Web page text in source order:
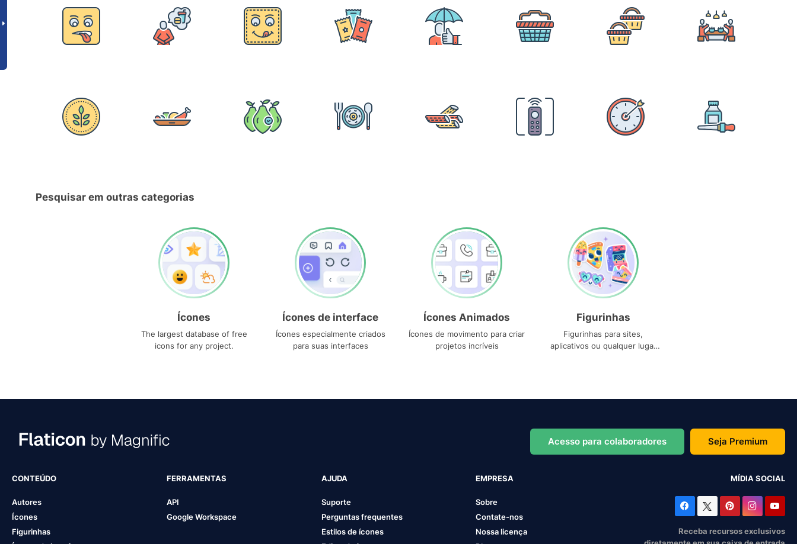
Pesquisar em outras categorias
Ícones
The largest database of free
icons for any project.
Ícones de interface
Ícones especialmente criados
para suas interfaces
Ícones Animados
Ícones de movimento para criar
projetos incríveis
Figurinhas
Figurinhas para sites,
aplicativos ou qualquer lugar
Acesso para colaboradores Seja Premium
CONTEÚDO
Autores
Ícones
Figurinhas
FERRAMENTAS
API
Google Workspace
AJUDA
Suporte
Perguntas frequentes
Estilos de ícones
EMPRESA
Sobre
Contate-nos
Nossa licença
MÍDIA SOCIAL
Receba recursos exclusivos